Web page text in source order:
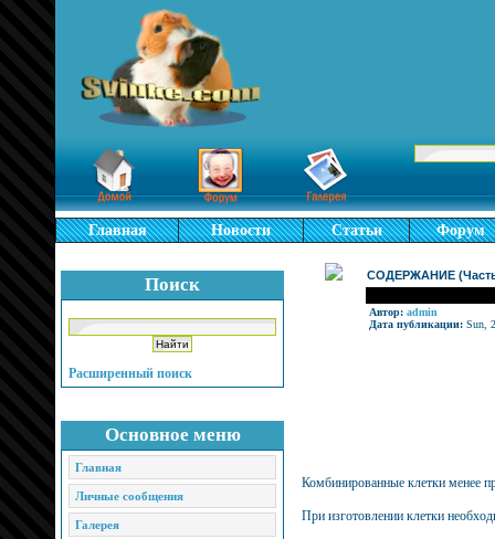
Главная Новости Статьи Форум
Поиск
Расширенный поиск
Основное меню
Главная
Личные сообщения
Галерея
СОДЕРЖАНИЕ
Автор: admin
Дата публикации: Sun,
Комбинированные клетки менее
При изготовлении клетки